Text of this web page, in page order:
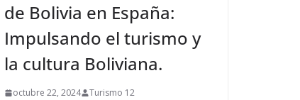
de Bolivia en España:
Impulsando el turismo y
la cultura Boliviana.
octubre 22, 2024 Turismo 12